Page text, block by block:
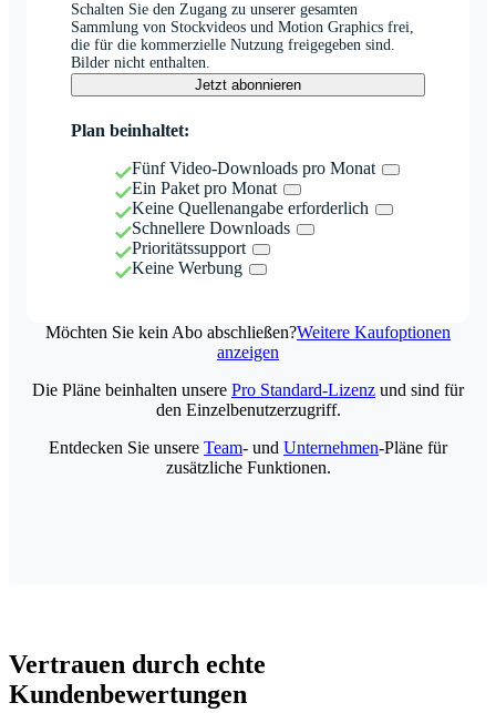
Schalten Sie den Zugang zu unserer gesamten
Sammlung von Stockvideos und Motion Graphics frei,
die für die kommerzielle Nutzung freigegeben sind.
Bilder nicht enthalten.
Jetzt abonnieren
Plan beinhaltet:
Fünf Video-Downloads pro Monat
Ein Paket pro Monat
Keine Quellenangabe erforderlich
Schnellere Downloads
Prioritätssupport
Keine Werbung
Möchten Sie kein Abo abschließen?Weitere Kaufoptionen
anzeigen
Die Pläne beinhalten unsere Pro Standard-Lizenz und sind für
den Einzelbenutzerzugriff.
Entdecken Sie unsere Team- und Unternehmen-Pläne für
zusätzliche Funktionen.
Vertrauen durch echte
Kundenbewertungen